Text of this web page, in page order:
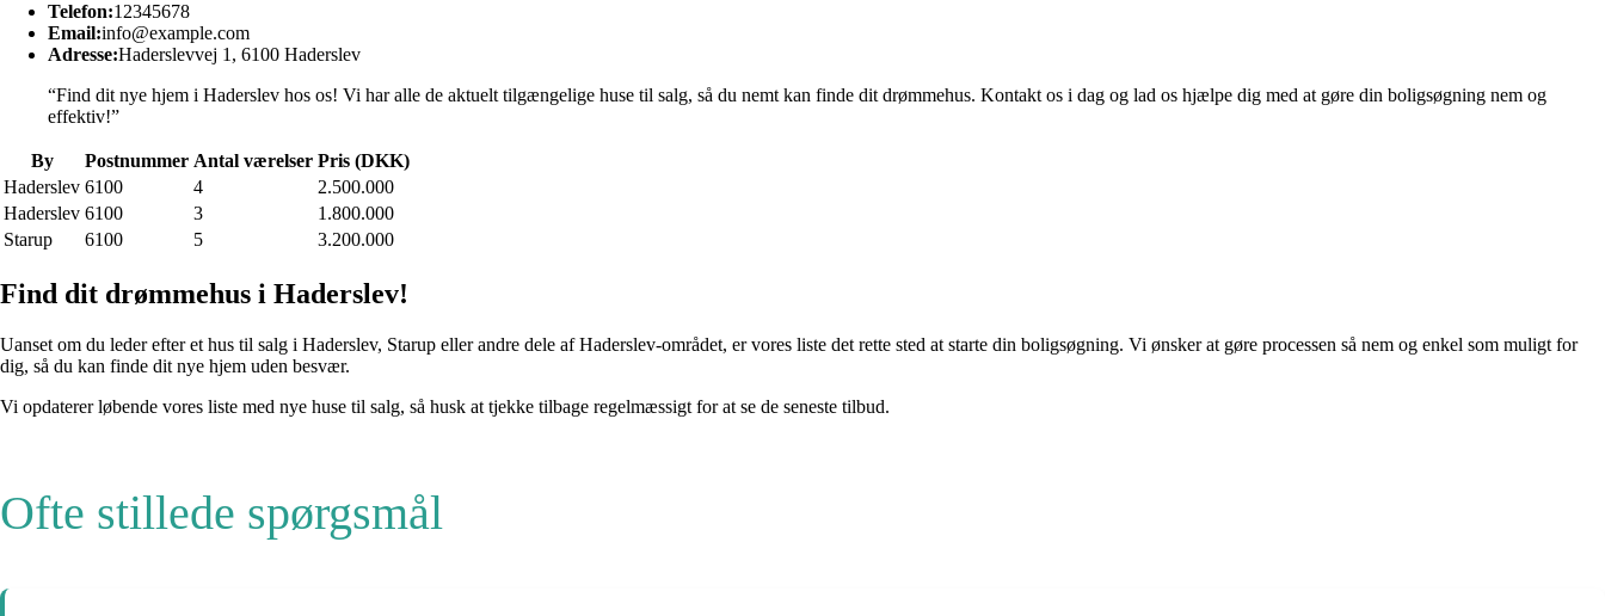
Telefon:12345678
Email:info@example.com
Adresse:Haderslevvej 1, 6100 Haderslev
“Find dit nye hjem i Haderslev hos os! Vi har alle de aktuelt tilgængelige huse til salg, så du nemt kan finde dit drømmehus. Kontakt os i dag og lad os hjælpe dig med at gøre din boligsøgning nem og
effektiv!”
By Postnummer Antal værelser Pris (DKK)
Haderslev 6100 4
2.500.000
Haderslev 6100 3
1.800.000
Starup
6100 5 3.200.000
Find dit drømmehus i Haderslev!
Uanset om du leder efter et hus til salg i Haderslev, Starup eller andre dele af Haderslev-området, er vores liste det rette sted at starte din boligsøgning. Vi ønsker at gøre processen så nem og enkel som muligt for
dig, så du kan finde dit nye hjem uden besvær.
Vi opdaterer løbende vores liste med nye huse til salg, så husk at tjekke tilbage regelmæssigt for at se de seneste tilbud.
Ofte stillede spørgsmål